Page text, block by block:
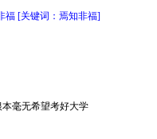
福 [关键词：焉知非福]
毫无希望考好大学